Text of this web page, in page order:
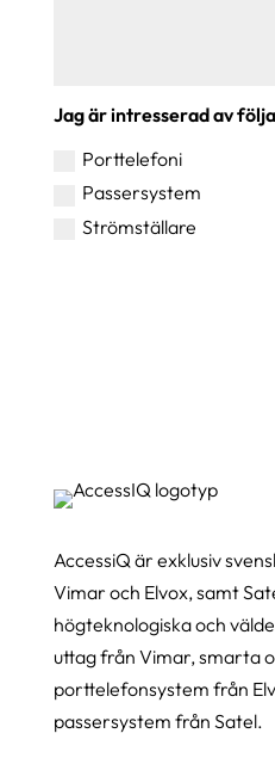
Jag är intresserad av
Porttelefoni
Passersystem
Strömställare
AccessiQ är exklusiv
Vimar och Elvox, samt
högteknologiska och
uttag från Vimar, smarta
porttelefonsystem från
passersystem från Satel.